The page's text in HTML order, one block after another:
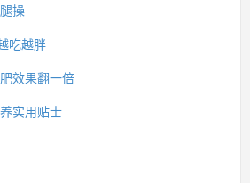
操
吃越胖
效果翻一倍
实用贴士